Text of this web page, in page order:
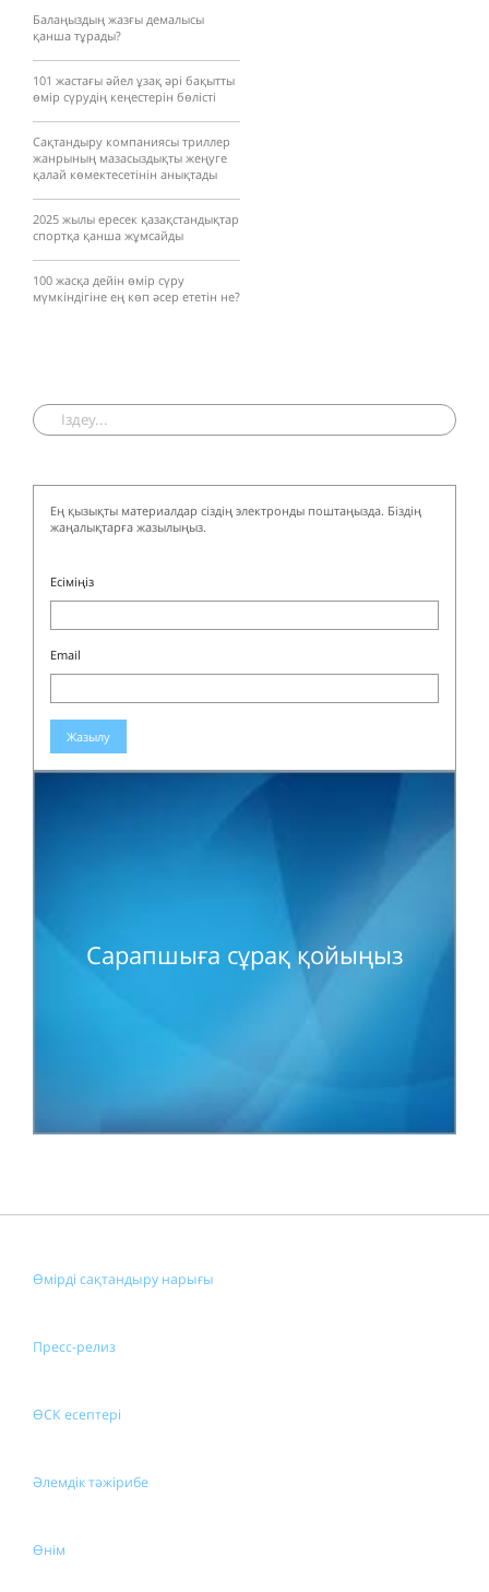
Балаңыздың жазғы демалысы
қанша тұрады?
101 жастағы әйел ұзақ әрі бақытты
өмір сүрудің кеңестерін бөлісті
Сақтандыру компаниясы триллер
жанрының мазасыздықты жеңуге
қалай көмектесетінін анықтады
2025 жылы ересек қазақстандықтар
спортқа қанша жұмсайды
100 жасқа дейін өмір сүру
мүмкіндігіне ең көп әсер ететін не?
Ең қызықты материалдар сіздің электронды поштаңызда. Біздің
жаңалықтарға жазылыңыз.
Есіміңіз
Email
Жазылу
Сарапшыға сұрақ қойыңыз
Өмірді сақтандыру нарығы
Пресс-релиз
ӨСК есептері
Әлемдік тәжірибе
Өнім